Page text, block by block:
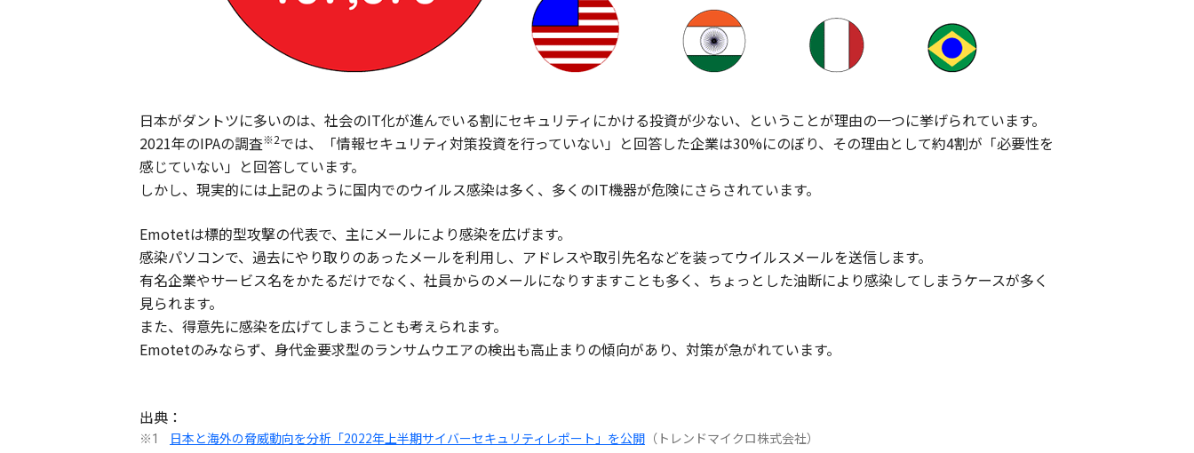
日本がダントツに多いのは、社会のIT化が進んでいる割にセキュリティにかける投資が少ない、ということが理由の一つに挙げられています。
2021年のIPAの調査※2では、「情報セキュリティ対策投資を行っていない」と回答した企業は30%にのぼり、その理由として約4割が「必要性を
感じていない」と回答しています。
しかし、現実的には上記のように国内でのウイルス感染は多く、多くのIT機器が危険にさらされています。
Emotetは標的型攻撃の代表で、主にメールにより感染を広げます。
感染パソコンで、過去にやり取りのあったメールを利用し、アドレスや取引先名などを装ってウイルスメールを送信します。
有名企業やサービス名をかたるだけでなく、社員からのメールになりすますことも多く、ちょっとした油断により感染してしまうケースが多く
見られます。
また、得意先に感染を広げてしまうことも考えられます。
Emotetのみならず、身代金要求型のランサムウエアの検出も高止まりの傾向があり、対策が急がれています。
出典：
※1 日本と海外の脅威動向を分析「2022年上半期サイバーセキュリティレポート」を公開 （トレンドマイクロ株式会社）